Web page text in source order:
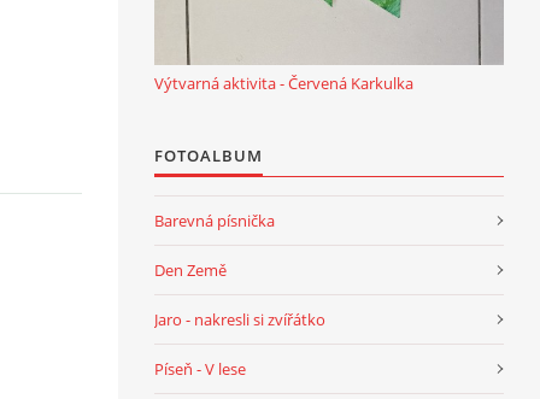
Výtvarná aktivita - Červená Karkulka
FOTOALBUM
Barevná písnička
Den Země
Jaro - nakresli si zvířátko
Píseň - V lese